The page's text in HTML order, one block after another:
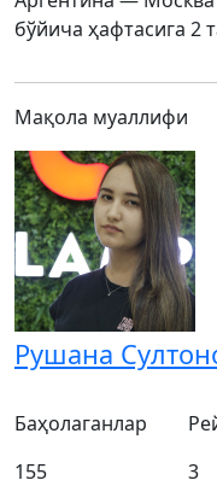
бўйича ҳафтасига 2
Мақола муаллифи
Рушана
Баҳолаганлар
155
3